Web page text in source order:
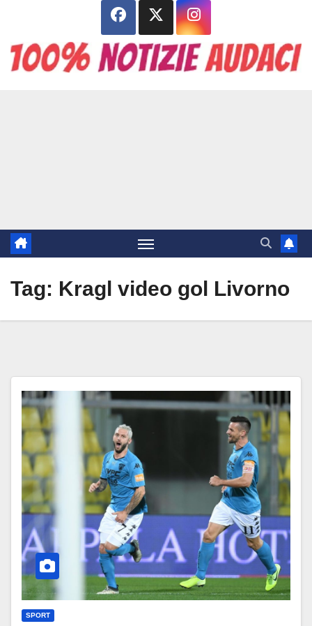
contenuto
Tag: Kragl video gol Livorno
SPORT